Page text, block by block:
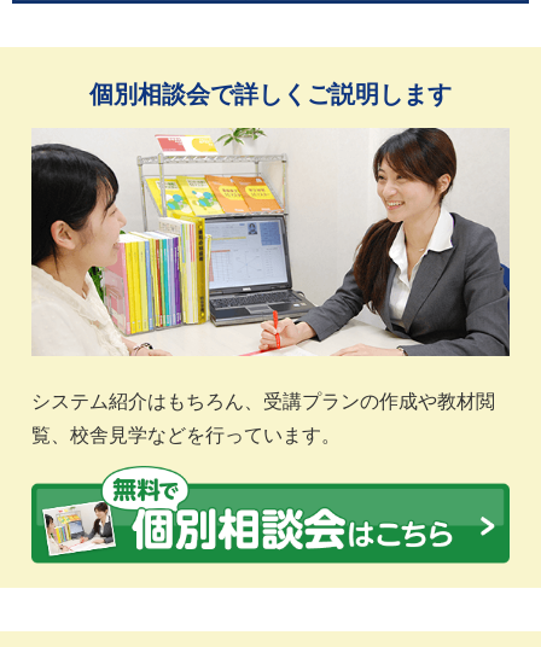
個別相談会で詳しくご説明します
システム紹介はもちろん、受講プランの作成や教材閲
覧、校舎見学などを行っています。